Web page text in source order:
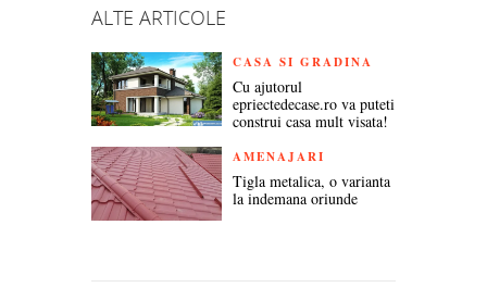
ALTE ARTICOLE
CASA SI GRADINA
Cu ajutorul
epriectedecase.ro va puteti
construi casa mult visata!
AMENAJARI
Tigla metalica, o varianta
la indemana oriunde